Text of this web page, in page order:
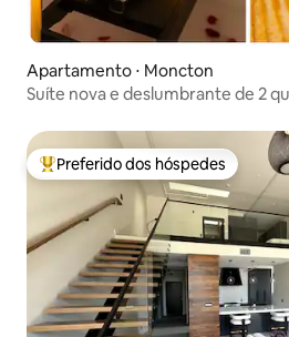
Apartamento ⋅ Moncton
Suíte nova e deslumbrante de 2
Entre os melhores preferidos dos
Preferido dos hóspedes